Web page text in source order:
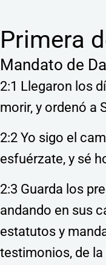
Primera
Mandato de
2:1 Llegaron los
morir, y ordenó a
2:2 Yo sigo el
esfuérzate, y sé
2:3 Guarda los
andando en sus
estatutos y
testimonios, de